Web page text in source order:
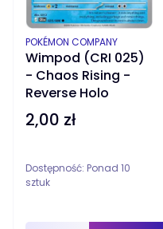
Wimpod (CRI 025)
- Chaos Rising -
Reverse Holo
PRODUCENT
POKÉMON COMPANY
Cena
2,00 zł
Dostępność: Ponad 10
sztuk